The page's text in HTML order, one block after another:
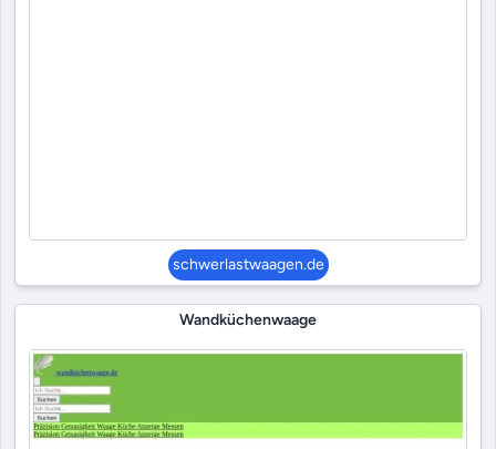
schwerlastwaagen.de
Wandküchenwaage